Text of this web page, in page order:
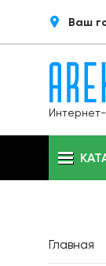
Ваш
Главная